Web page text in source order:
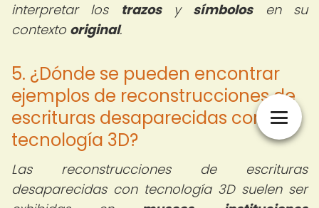
interpretar los trazosy símbolosen su
contexto original.
5. ¿Dónde se pueden encontrar
ejemplos de reconstrucciones de
escrituras desaparecidas con
tecnología 3D?
Las reconstrucciones de escrituras
desaparecidas con tecnología 3D suelen ser